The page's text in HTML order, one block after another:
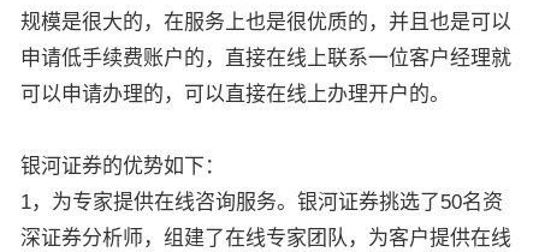
规模是很大的，在服务上也是很优质的，并且也是可以
申请低手续费账户的，直接在线上联系一位客户经理就
可以申请办理的，可以直接在线上办理开户的。
银河证券的优势如下：
1，为专家提供在线咨询服务。银河证券挑选了50名资
深证券分析师，组建了在线专家团队，为客户提供在线